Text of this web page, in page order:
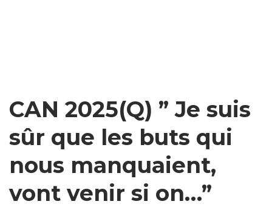
CAN 2025(Q) ” Je suis
sûr que les buts qui
nous manquaient,
vont venir si on…”